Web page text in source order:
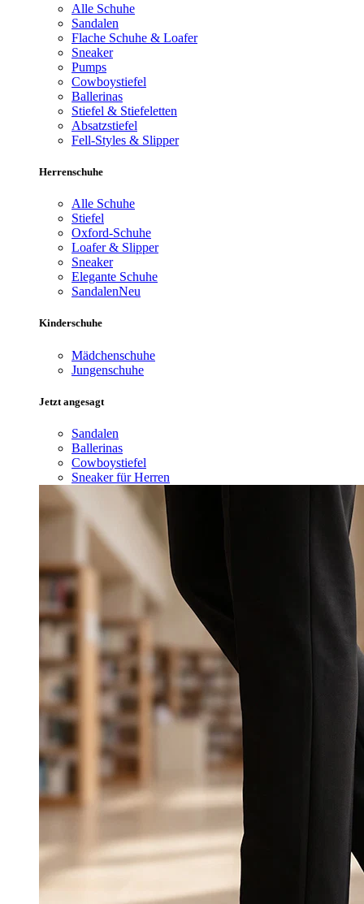
Alle Schuhe
Sandalen
Flache Schuhe & Loafer
Sneaker
Pumps
Cowboystiefel
Ballerinas
Stiefel & Stiefeletten
Absatzstiefel
Fell-Styles & Slipper
Herrenschuhe
Alle Schuhe
Stiefel
Oxford-Schuhe
Loafer & Slipper
Sneaker
Elegante Schuhe
SandalenNeu
Kinderschuhe
Mädchenschuhe
Jungenschuhe
Jetzt angesagt
Sandalen
Ballerinas
Cowboystiefel
Sneaker für Herren